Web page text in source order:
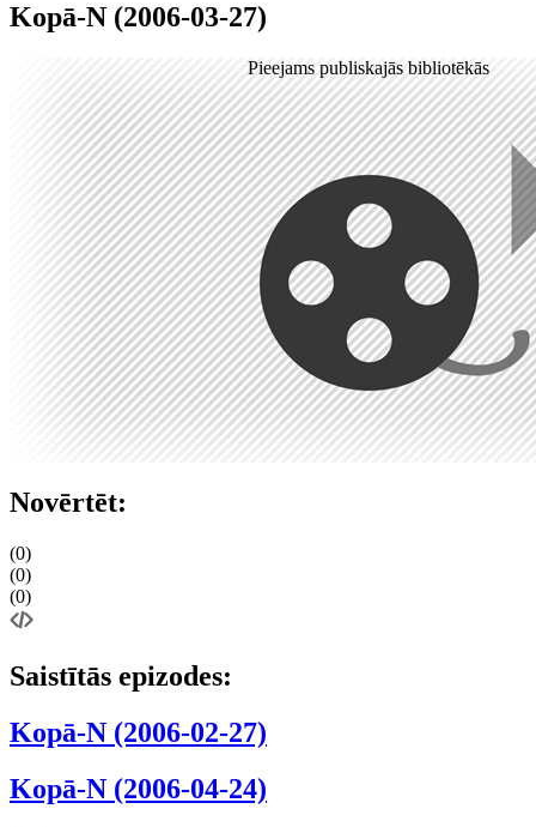
Kopā-N (2006-03-27)
Pieejams publiskajās bibliotēkās
Novērtēt:
(0)
(0)
(0)
Saistītās epizodes:
Kopā-N (2006-02-27)
Kopā-N (2006-04-24)